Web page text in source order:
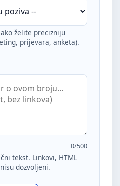
želite precizniju
prijevara, anketa).
0/500
tekst. Linkovi, HTML
dozvoljeni.